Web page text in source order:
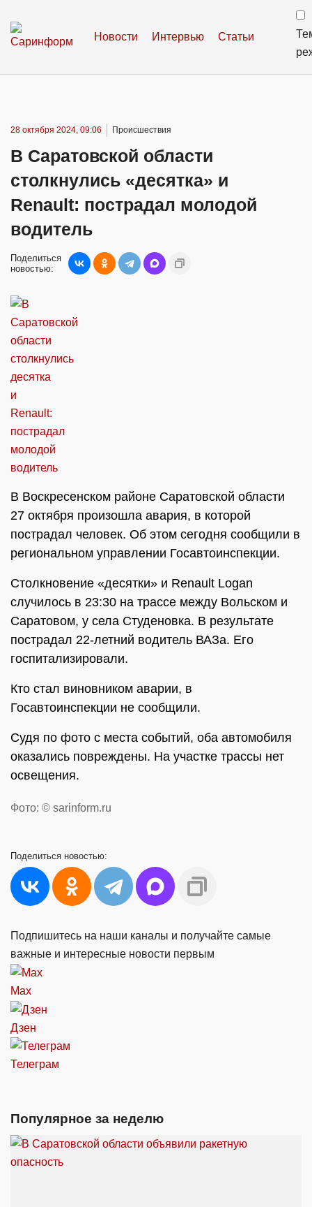
Новости Интервью Статьи
28 октября 2024, 09:06 Происшествия
В Саратовской области
столкнулись «десятка» и
Renault: пострадал молодой
водитель
Поделиться
новостью:
В Воскресенском районе Саратовской области
27 октября произошла авария, в которой
пострадал человек. Об этом сегодня сообщили в
региональном управлении Госавтоинспекции.
Столкновение «десятки» и Renault Logan
случилось в 23:30 на трассе между Вольском и
Саратовом, у села Студеновка. В результате
пострадал 22-летний водитель ВАЗа. Его
госпитализировали.
Кто стал виновником аварии, в
Госавтоинспекции не сообщили.
Судя по фото с места событий, оба автомобиля
оказались повреждены. На участке трассы нет
освещения.
Фото: © sarinform.ru
Поделиться новостью:
Подпишитесь на наши каналы и получайте самые
важные и интересные новости первым
Max
Дзен
Телеграм
Популярное за неделю